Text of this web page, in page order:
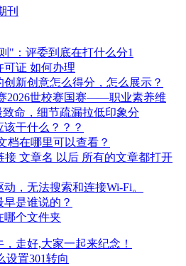
刊
"：评委到底在打什么分1
可证 如何办理
新创意怎么得分，怎么展示？
2026世校赛国赛——职业素养维
致命，细节疏漏拉低印象分
干什么？？？
档在哪里可以查看？
接 文章名 以后 所有的文章都打开
，无法搜索和连接Wi-Fi。
是谁说的？
哪个文件夹
走好,大家一起来纪念！
设置301转向